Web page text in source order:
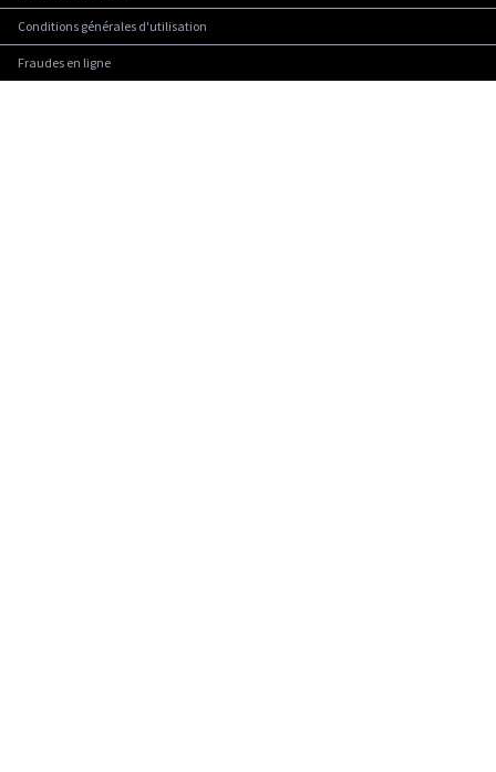
Conditions générales d'utilisation
Fraudes en ligne